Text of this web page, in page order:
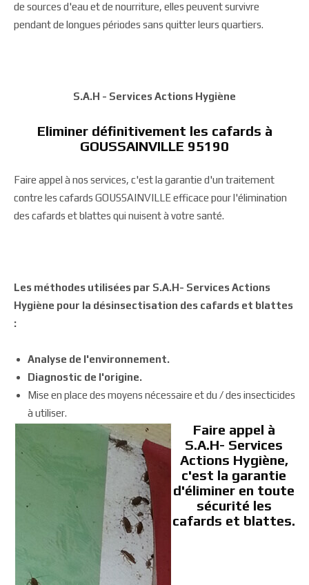
de sources d'eau et de nourriture, elles peuvent survivre
pendant de longues périodes sans quitter leurs quartiers.
S.A.H - Services Actions Hygiène
Eliminer définitivement les cafards à
GOUSSAINVILLE 95190
Faire appel à nos services, c'est la garantie d'un traitement
contre les cafards GOUSSAINVILLE efficace pour l'élimination
des cafards et blattes qui nuisent à votre santé.
Les méthodes utilisées par S.A.H- Services Actions
Hygiène pour la désinsectisation des cafards et blattes
:
Analyse de l'environnement.
Diagnostic de l'origine.
Mise en place des moyens nécessaire et du / des insecticides
à utiliser.
Faire appel à
S.A.H- Services
Actions Hygiène,
c'est la garantie
d'éliminer en toute
sécurité les
cafards et blattes.